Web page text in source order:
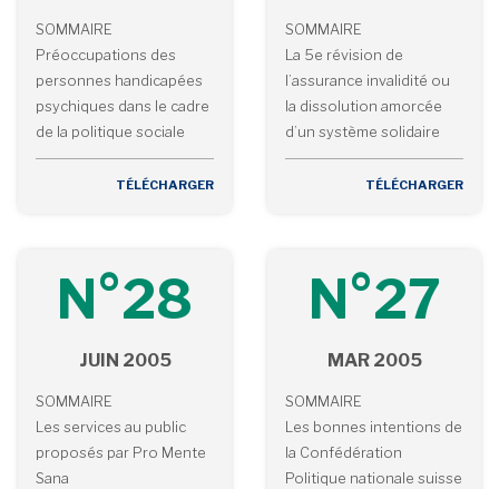
SOMMAIRE
Préoccupations des
personnes handicapées
psychiques dans le cadre
de la politique sociale
TÉLÉCHARGER
SOMMAIRE
La 5e révision de
l’assurance invalidité ou
la dissolution amorcée
d’un système solidaire
TÉLÉCHARGER
N°28
JUIN 2005
SOMMAIRE
Les services au public
proposés par Pro Mente
Sana
N°27
MAR 2005
SOMMAIRE
Les bonnes intentions de
la Confédération
Politique nationale suisse